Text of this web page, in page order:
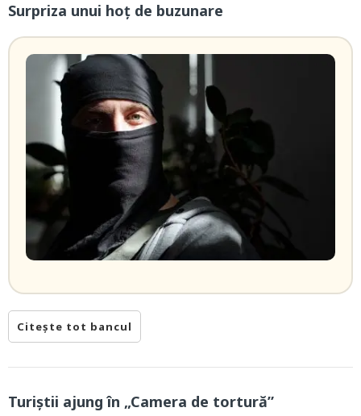
Surpriza unui hoţ de buzunare
Citește tot bancul
Turiștii ajung în „Camera de tortură”